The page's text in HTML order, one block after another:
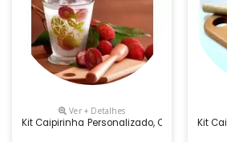
Ver + Detalhes
Kit Caipirinha Personalizado, Com Ótimo
Kit